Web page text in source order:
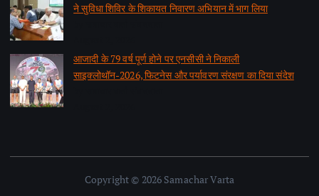
ने सुविधा शिविर के शिकायत निवारण अभियान में भाग लिया
आजादी के 79 वर्ष पूर्ण होने पर एनसीसी ने निकाली
साइक्लोथॉन-2026, फिटनेस और पर्यावरण संरक्षण का दिया संदेश
Copyright © 2026 Samachar Varta